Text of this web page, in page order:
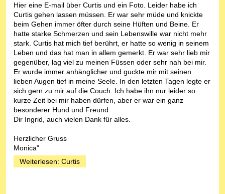
Hier eine E-mail über Curtis und ein Foto. Leider habe ich
Curtis gehen lassen müssen. Er war sehr müde und knickte
beim Gehen immer öfter durch seine Hüften und Beine. Er
hatte starke Schmerzen und sein Lebenswille war nicht mehr
stark. Curtis hat mich tief berührt, er hatte so wenig in seinem
Leben und das hat man in allem gemerkt. Er war sehr lieb mir
gegenüber, lag viel zu meinen Füssen oder sehr nah bei mir.
Er wurde immer anhänglicher und guckte mir mit seinen
lieben Augen tief in meine Seele. In den letzten Tagen legte er
sich gern zu mir auf die Couch. Ich habe ihn nur leider so
kurze Zeit bei mir haben dürfen, aber er war ein ganz
besonderer Hund und Freund.
Dir Ingrid, auch vielen Dank für alles.
Herzlicher Gruss
Monica"
Weiterlesen: Curtis